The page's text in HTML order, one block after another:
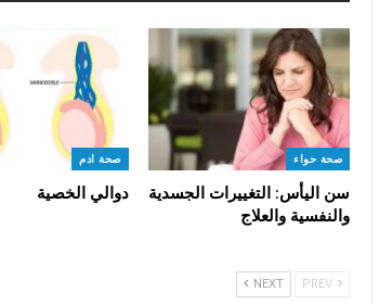
صحة حواء
سن اليأس: التغييرات الجسدية
والنفسية والعلاج
صحة ادم
دوالي الخصية
NEXT